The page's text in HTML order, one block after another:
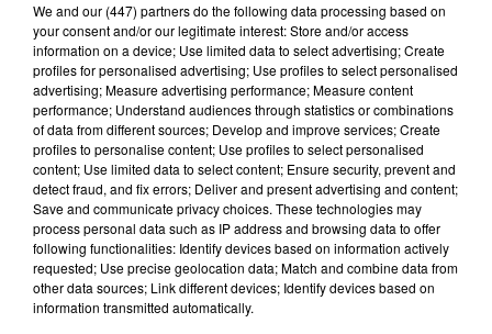
Lecture (2 min 14 sec)
100%
100% Radio les infos des Hautes-Pyrénées
We and our (447) partnersdo the following data processing based on
your consent and/or our legitimate interest: Store and/or access
information on a device; Use limited data to select advertising; Create
profiles for personalised advertising; Use profiles to select personalised
advertising; Measure advertising performance; Measure content
performance; Understand audiences through statistics or combinations
of data from different sources; Develop and improve services; Create
profiles to personalise content; Use profiles to select personalised
content; Use limited data to select content; Ensure security, prevent and
detect fraud, and fix errors; Deliver and present advertising and content;
Save and communicate privacy choices. These technologies may
process personal data such as IP address and browsing data to offer
following functionalities: Identify devices based on information actively
requested; Use precise geolocation data; Match and combine data from
other data sources; Link different devices; Identify devices based on
information transmitted automatically.